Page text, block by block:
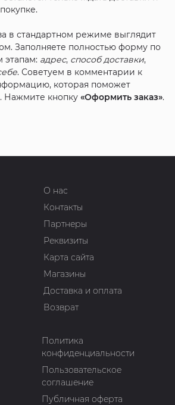
в стандартном режиме выглядит
Заполняете полностью форму по
этапам: адрес, способ доставки,
. Советуем в комментарии к
которая поможет
Нажмите кнопку «Оформить заказ».
О нас
Контакты
Партнеры
Реквизиты
Карта сайта
Магазины
Доставка и оплата
Возврат
Политика
конфиденциальности
Пользовательское
соглашение
Публичная оферта